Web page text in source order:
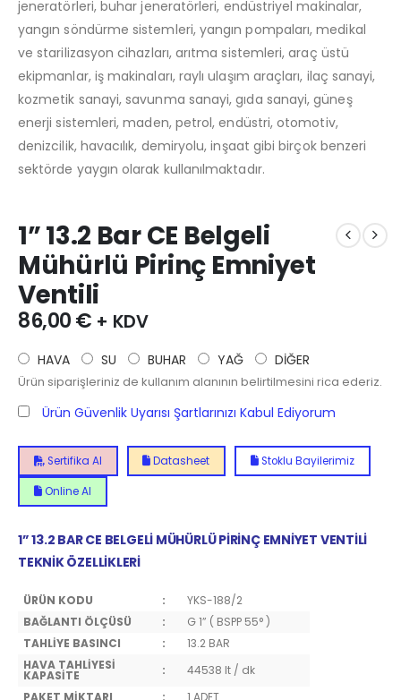
jeneratörleri, buhar jeneratörleri, endüstriyel makinalar,
yangın söndürme sistemleri, yangın pompaları, medikal
ve starilizasyon cihazları, arıtma sistemleri, araç üstü
ekipmanlar, iş makinaları, raylı ulaşım araçları, ilaç sanayi,
kozmetik sanayi, savunma sanayi, gıda sanayi, güneş
enerji sistemleri, maden, petrol, endüstri, otomotiv,
denizcilik, havacılık, demiryolu, inşaat gibi birçok benzeri
sektörde yaygın olarak kullanılmaktadır.
1” 13.2 Bar CE Belgeli
Mühürlü Pirinç Emniyet
Ventili
86,00€ + KDV
HAVA SU BUHAR YAĞ DİĞER
Ürün siparişleriniz de kullanım alanının belirtilmesini rica ederiz.
Ürün Güvenlik Uyarısı Şartlarınızı Kabul Ediyorum
Sertifika Al Datasheet Stoklu Bayilerimiz
Online Al
1” 13.2 BAR CE BELGELİ MÜHÜRLÜ PİRİNÇ EMNİYET VENTİLİ
TEKNİK ÖZELLİKLERİ
ÜRÜN KODU :
YKS-188/2
BAĞLANTI ÖLÇÜSÜ
:
G 1” ( BSPP 55° )
TAHLİYE BASINCI
:
13.2 BAR
HAVA TAHLİYESİ
KAPASİTE :
44538 lt / dk
PAKET MİKTARI
:
1 ADET